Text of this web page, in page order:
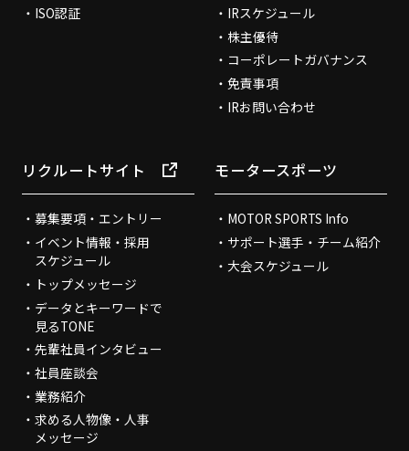
ISO認証
IRスケジュール
株主優待
コーポレートガバナンス
免責事項
IRお問い合わせ
リクルートサイト
募集要項・エントリー
イベント情報・採用
スケジュール
トップメッセージ
データとキーワードで
見るTONE
先輩社員インタビュー
社員座談会
業務紹介
求める人物像・人事
メッセージ
モータースポーツ
MOTOR SPORTS Info
サポート選手・チーム紹介
大会スケジュール